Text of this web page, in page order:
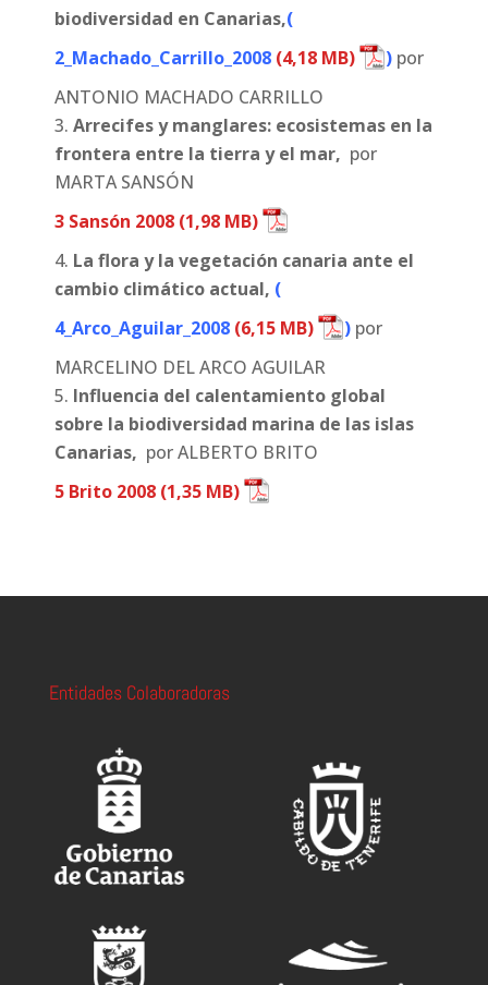
biodiversidad en Canarias,(
2_Machado_Carrillo_2008
) por
ANTONIO MACHADO CARRILLO
Arrecifes y manglares: ecosistemas en la
frontera entre la tierra y el mar, por
MARTA SANSÓN
3 Sansón 2008
La flora y la vegetación canaria ante el
cambio climático actual, (
4_Arco_Aguilar_2008
) por
MARCELINO DEL ARCO AGUILAR
Influencia del calentamiento global
sobre la biodiversidad marina de las islas
Canarias, por ALBERTO BRITO
5 Brito 2008
Entidades Colaboradoras